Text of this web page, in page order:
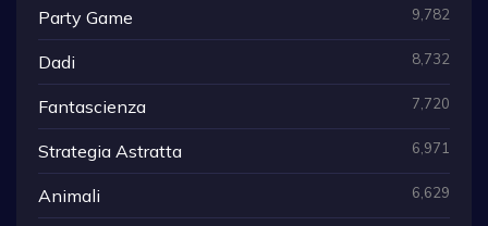
Party Game 9,782
Dadi 8,732
Fantascienza 7,720
Strategia Astratta 6,971
Animali 6,629